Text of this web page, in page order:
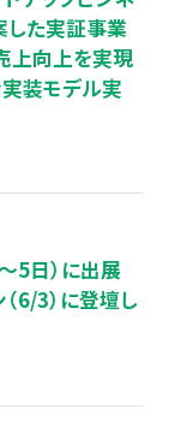
した実証事業
上向上を実現
装モデル実
5日）に出展
6/3）に登壇し